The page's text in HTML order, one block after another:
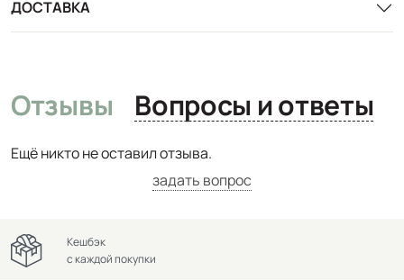
ДОСТАВКА
Отзывы Вопросы и ответы
Ещё никто не оставил отзыва.
задать вопрос
Кешбэк
с каждой покупки